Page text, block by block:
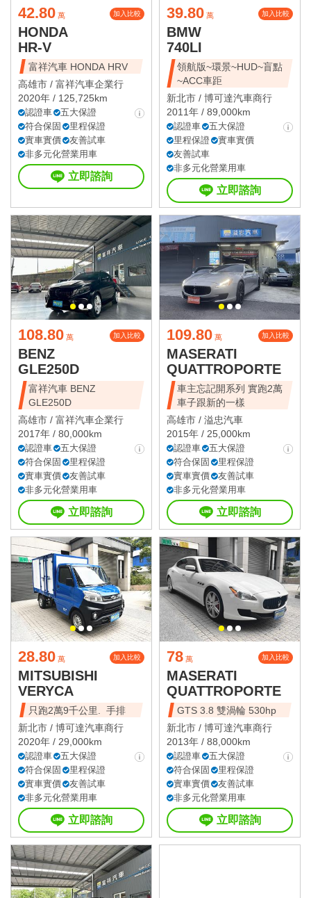
42.80 萬 加入比較
HONDA
HR-V
富祥汽車 HONDA HRV
高雄市 / 富祥汽車企業行
2020年 / 125,725km
認證車
五大保證
符合保固
里程保證
實車實價
友善試車
非多元化營業用車
立即諮詢
39.80 萬 加入比較
BMW
740LI
領航版~環景~HUD~盲點
~ACC車距
新北市 / 博可達汽車商行
2011年 / 89,000km
認證車
五大保證
里程保證
實車實價
友善試車
非多元化營業用車
立即諮詢
108.80 萬 加入比較
BENZ
GLE250D
富祥汽車 BENZ
GLE250D
高雄市 / 富祥汽車企業行
2017年 / 80,000km
認證車
五大保證
符合保固
里程保證
實車實價
友善試車
非多元化營業用車
立即諮詢
109.80 萬 加入比較
MASERATI
QUATTROPORTE
車主忘記開系列 實跑2萬
車子跟新的一樣
高雄市 / 溢忠汽車
2015年 / 25,000km
認證車
五大保證
符合保固
里程保證
實車實價
友善試車
非多元化營業用車
立即諮詢
28.80 萬 加入比較
MITSUBISHI
VERYCA
只跑2萬9千公里. 手排
新北市 / 博可達汽車商行
2020年 / 29,000km
認證車
五大保證
符合保固
里程保證
實車實價
友善試車
非多元化營業用車
立即諮詢
78 萬 加入比較
MASERATI
QUATTROPORTE
GTS 3.8 雙渦輪 530hp
新北市 / 博可達汽車商行
2013年 / 88,000km
認證車
五大保證
符合保固
里程保證
實車實價
友善試車
非多元化營業用車
立即諮詢